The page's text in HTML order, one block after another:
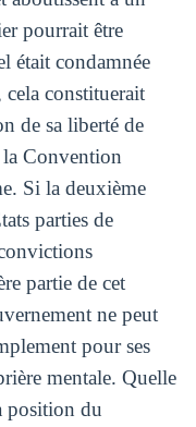
pourrait être
était condamnée
constituerait
de sa liberté de
la Convention
Si la deuxième
parties de
partie de cet
ne peut
pour ses
mentale. Quelle
position du